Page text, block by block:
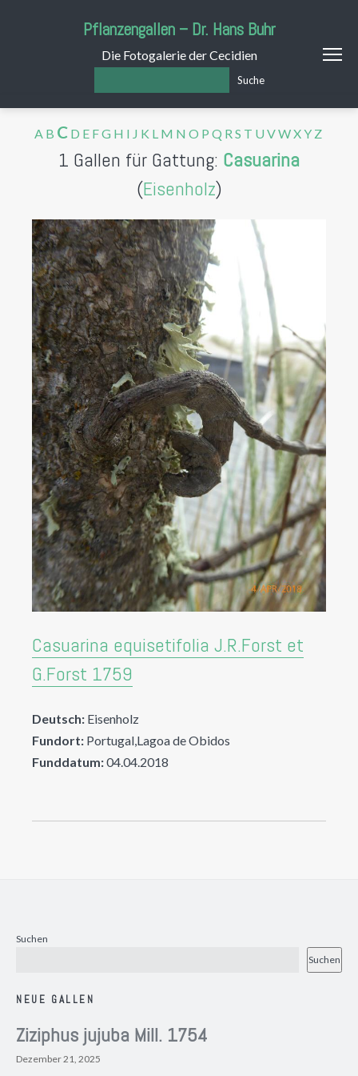
Pflanzengallen – Dr. Hans Buhr
Die Fotogalerie der Cecidien
Suche
A B C D E FG H I J K L M N O P Q R S T U VWXY Z
1 Gallen für Gattung: Casuarina
(Eisenholz)
Casuarina equisetifolia J.R.Forst et
G.Forst 1759
Deutsch: Eisenholz
Fundort: Portugal,Lagoa de Obidos
Funddatum:04.04.2018
Suchen
Suchen
NEUE GALLEN
Ziziphus jujuba Mill. 1754
Dezember 21, 2025